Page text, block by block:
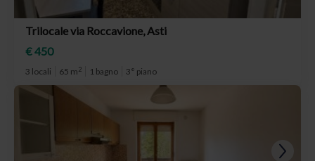
Trilocale via Roccavione, Asti
€ 450
3 locali 65 m2 1 bagno 3° piano